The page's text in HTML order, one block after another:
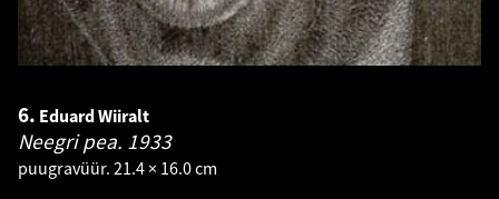
6. Eduard Wiiralt
Neegri pea. 1933
puugravüür. 21.4 × 16.0 cm